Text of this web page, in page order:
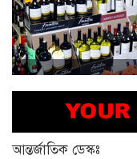
আন্তর্জাতিক ডেস্কঃ